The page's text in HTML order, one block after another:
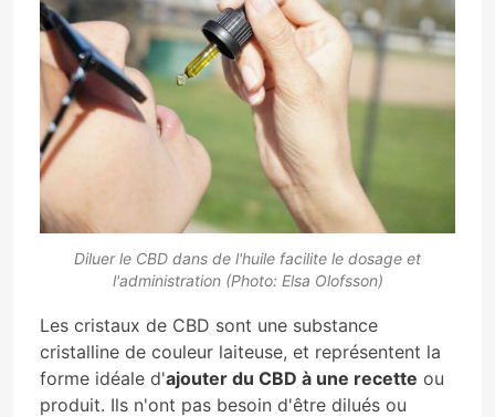
Diluer le CBD dans de l'huile facilite le dosage et
l'administration (Photo: Elsa Olofsson)
Les cristaux de CBD sont une substance
cristalline de couleur laiteuse, et représentent la
forme idéale d'ajouter du CBD à une recette ou
produit. Ils n'ont pas besoin d'être dilués ou